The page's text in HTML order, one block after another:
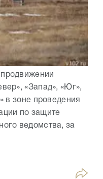
«Запад», «Юг»,
в зоне проведения
по защите
ведомства, за